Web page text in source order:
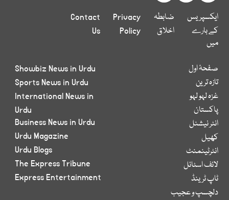
ایکسپریس
کے بارے
میں
ضابطہ
اخلاق
Privacy
Policy
Contact
Us
صفحۂ اول
تازہ ترین
غزہ لہو لہو
پاکستان
انٹر نیشنل
کھیل
انٹرٹینمنٹ
لائف اسٹائل
ٹاپ ٹرینڈ
دلچسپ و عجیب
Showbiz News in Urdu
Sports News in Urdu
International News in
Urdu
Business News in Urdu
Urdu Magazine
Urdu Blogs
The Express Tribune
Express Entertainment